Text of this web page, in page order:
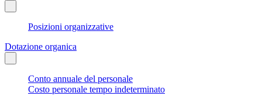
Posizioni organizzative
Dotazione organica
Conto annuale del personale
Costo personale tempo indeterminato